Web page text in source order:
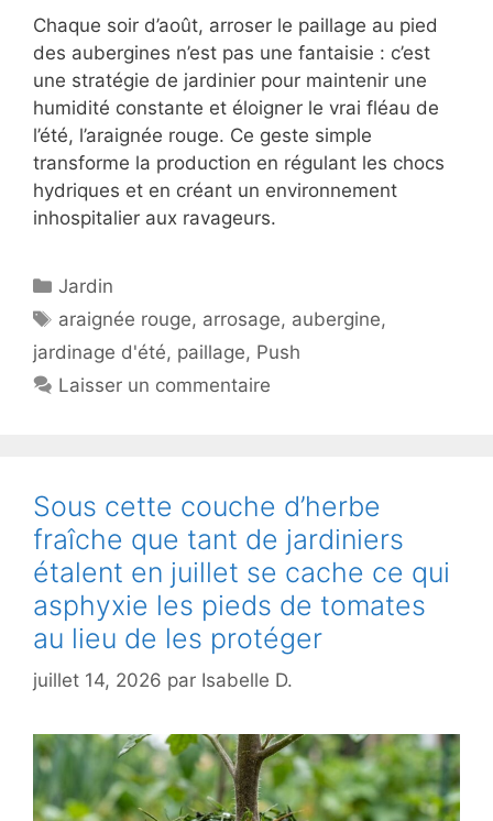
Chaque soir d’août, arroser le paillage au pied
des aubergines n’est pas une fantaisie : c’est
une stratégie de jardinier pour maintenir une
humidité constante et éloigner le vrai fléau de
l’été, l’araignée rouge. Ce geste simple
transforme la production en régulant les chocs
hydriques et en créant un environnement
inhospitalier aux ravageurs.
Catégories
Jardin
Étiquettes
araignée rouge, arrosage, aubergine,
jardinage d'été, paillage, Push
Laisser un commentaire
Sous cette couche d’herbe
fraîche que tant de jardiniers
étalent en juillet se cache ce qui
asphyxie les pieds de tomates
au lieu de les protéger
juillet 14, 2026 par Isabelle D.